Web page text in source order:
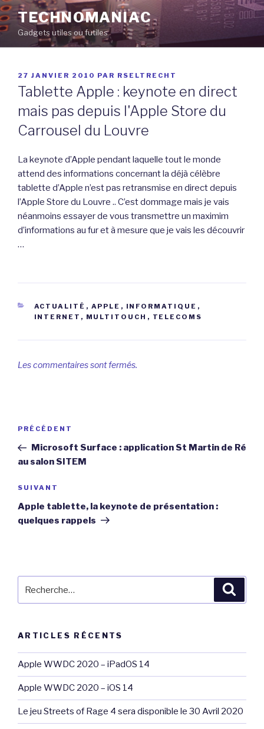
Aller
au
contenu
principal
TECHNOMANIAC
Gadgets utiles ou futiles
PUBLIÉ
LE
27 JANVIER 2010 PAR RSELTRECHT
Tablette Apple : keynote en direct
mais pas depuis l'Apple Store du
Carrousel du Louvre
La keynote d’Apple pendant laquelle tout le monde
attend des informations concernant la déjà célèbre
tablette d’Apple n’est pas retransmise en direct depuis
l’Apple Store du Louvre .. C’est dommage mais je vais
néanmoins essayer de vous transmettre un maximim
d’informations au fur et à mesure que je vais les découvrir
…
CATÉGORIES
ACTUALITÉ , APPLE , INFORMATIQUE ,
INTERNET , MULTITOUCH , TELECOMS
Les commentaires sont fermés.
Navigation
l’article
Article
précédent
PRÉCÉDENT
Microsoft Surface : application St Martin de Ré
au salon SITEM
Article
suivant
SUIVANT
Apple tablette, la keynote de présentation :
quelques rappels
pour
ARTICLES RÉCENTS
Apple WWDC 2020 – iPadOS 14
Apple WWDC 2020 – iOS 14
Le jeu Streets of Rage 4 sera disponible le 30 Avril 2020